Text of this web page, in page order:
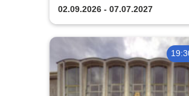
Remscheid
Remscheid
02.09.2026 - 07.07.2027